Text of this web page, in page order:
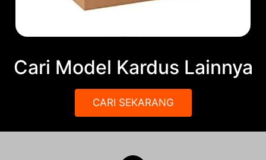
Cari Model Kardus Lainnya
CARI SEKARANG